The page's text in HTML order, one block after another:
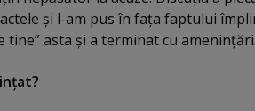
şi l-am pus în faţa faptului
tine” asta şi a terminat cu ameninţări.